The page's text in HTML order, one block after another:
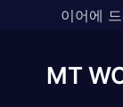
이어에
MT